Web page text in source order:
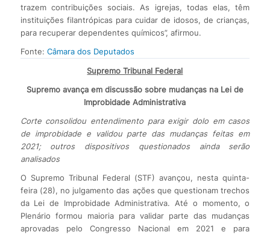
trazem contribuições sociais. As igrejas, todas elas, têm
instituições filantrópicas para cuidar de idosos, de crianças,
para recuperar dependentes químicos”, afirmou.
Fonte: Câmara dos Deputados
Supremo Tribunal Federal
Supremo avança em discussão sobre mudanças na Lei de
Improbidade Administrativa
Corte consolidou entendimento para exigir dolo em casos
de improbidade e validou parte das mudanças feitas em
2021; outros dispositivos questionados ainda serão
analisados
O Supremo Tribunal Federal (STF) avançou, nesta quinta-
feira (28), no julgamento das ações que questionam trechos
da Lei de Improbidade Administrativa. Até o momento, o
Plenário formou maioria para validar parte das mudanças
aprovadas pelo Congresso Nacional em 2021 e para